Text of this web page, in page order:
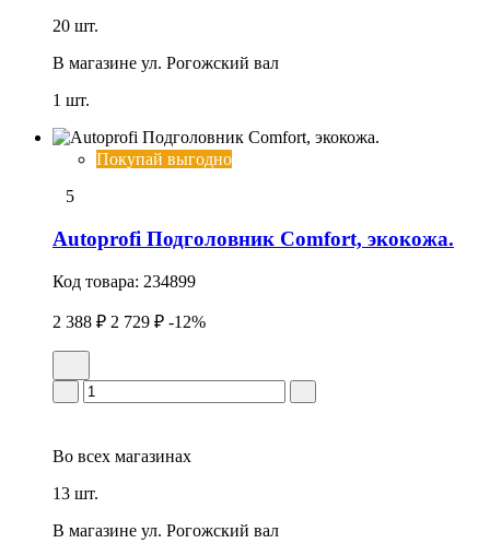
20 шт.
В магазине ул. Рогожский вал
1 шт.
Покупай выгодно
5
Autoprofi Подголовник Comfort, экокожа.
Код товара: 234899
2 388 ₽ 2 729 ₽ -12%
Во всех магазинах
13 шт.
В магазине ул. Рогожский вал